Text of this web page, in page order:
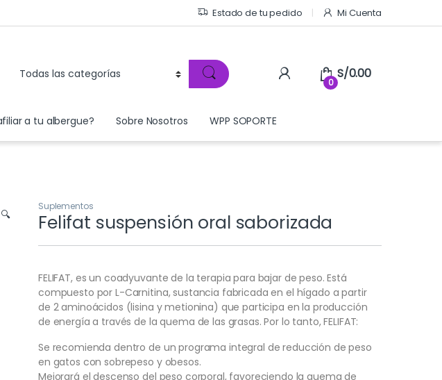
Estado de tu pedido Mi Cuenta
0
S/0.00
a tu albergue? Sobre Nosotros WPP SOPORTE
🔍
Suplementos
Felifat suspensión oral saborizada
FELIFAT, es un coadyuvante de la terapia para bajar de peso. Está
compuesto por L-Carnitina, sustancia fabricada en el hígado a partir
de 2 aminoácidos (lisina y metionina) que participa en la producción
de energía a través de la quema de las grasas. Por lo tanto, FELIFAT:
Se recomienda dentro de un programa integral de reducción de peso
en gatos con sobrepeso y obesos.
Mejorará el descenso del peso corporal, favoreciendo la quema de